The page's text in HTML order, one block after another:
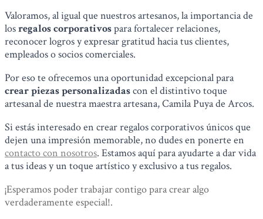
Valoramos, al igual que nuestros artesanos, la importancia de
losregalos corporativospara fortalecer relaciones,
reconocer logros y expresar gratitud hacia tus clientes,
empleados o socios comerciales.
Por eso te ofrecemos una oportunidad excepcional para
crear piezas personalizadascon el distintivo toque
artesanal de nuestra maestra artesana, Camila Puya de Arcos.
Si estás interesado en crear regalos corporativos únicos que
dejen una impresión memorable, no dudes en ponerte en
contacto con nosotros. Estamos aquí para ayudarte a dar vida
a tus ideas y un toque artístico y exclusivo a tus regalos.
¡Esperamos poder trabajar contigo para crear algo
verdaderamente especial!.